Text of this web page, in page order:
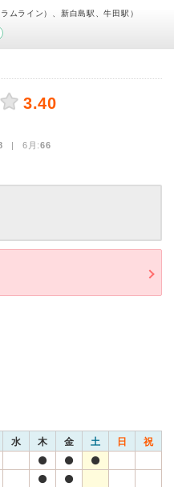
ムライン）、新白島駅、牛田駅）
3.40
| 6月:66
水 木 金 土 日 祝